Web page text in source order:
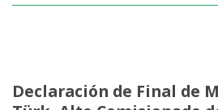
Declaración de Final de